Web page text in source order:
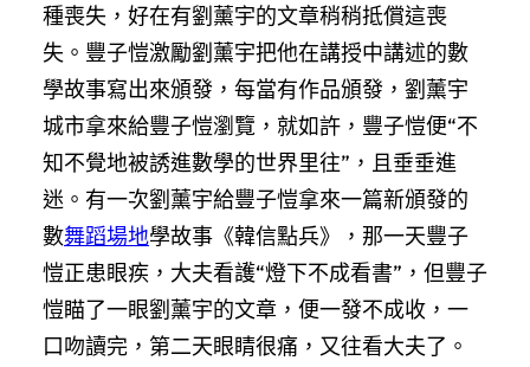
種喪失，好在有劉薰宇的文章稍稍抵償這喪
失。豐子愷激勵劉薰宇把他在講授中講述的數
學故事寫出來頒發，每當有作品頒發，劉薰宇
城市拿來給豐子愷瀏覽，就如許，豐子愷便“不
知不覺地被誘進數學的世界里往”，且垂垂進
迷。有一次劉薰宇給豐子愷拿來一篇新頒發的
數舞蹈場地學故事《韓信點兵》，那一天豐子
愷正患眼疾，大夫看護“燈下不成看書”，但豐子
愷瞄了一眼劉薰宇的文章，便一發不成收，一
口吻讀完，第二天眼睛很痛，又往看大夫了。